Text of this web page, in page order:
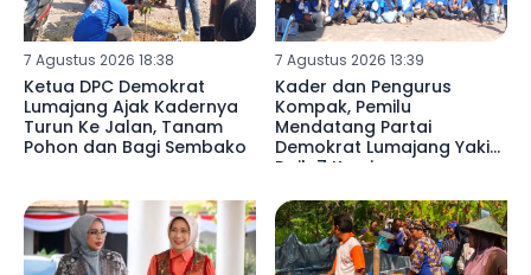
7 Agustus 2026 18:38
Ketua DPC Demokrat
Lumajang Ajak Kadernya
Turun Ke Jalan, Tanam
Pohon dan Bagi Sembako
7 Agustus 2026 13:39
Kader dan Pengurus
Kompak, Pemilu
Mendatang Partai
Demokrat Lumajang Yakin
Raih 7 Kursi